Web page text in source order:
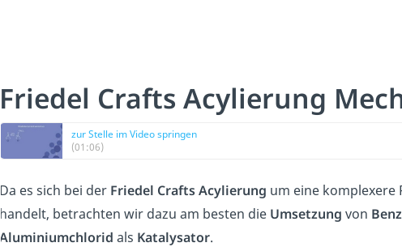
Friedel Crafts Acylierung
zur Stelle im Video springen
(01:06)
Da es sich bei der Friedel CraftsAcylierung um eine
handelt, betrachten wir dazu am besten die Umsetzung von
Aluminiumchlorid als Katalysator.